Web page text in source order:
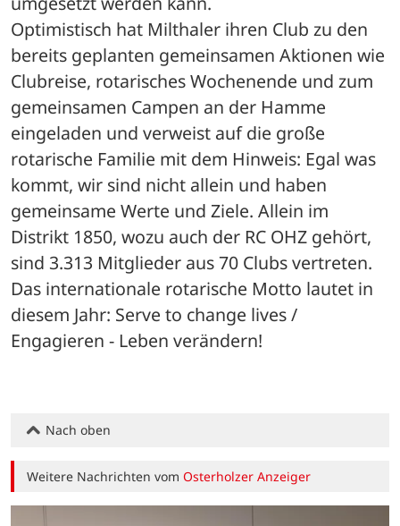
Optimistisch hat Milthaler ihren Club zu den
bereits geplanten gemeinsamen Aktionen wie
Clubreise, rotarisches Wochenende und zum
gemeinsamen Campen an der Hamme
eingeladen und verweist auf die große
rotarische Familie mit dem Hinweis: Egal was
kommt, wir sind nicht allein und haben
gemeinsame Werte und Ziele. Allein im
Distrikt 1850, wozu auch der RC OHZ gehört,
sind 3.313 Mitglieder aus 70 Clubs vertreten.
Das internationale rotarische Motto lautet in
diesem Jahr: Serve to change lives /
Engagieren - Leben verändern!
Nach oben
Weitere Nachrichten vomOsterholzer Anzeiger